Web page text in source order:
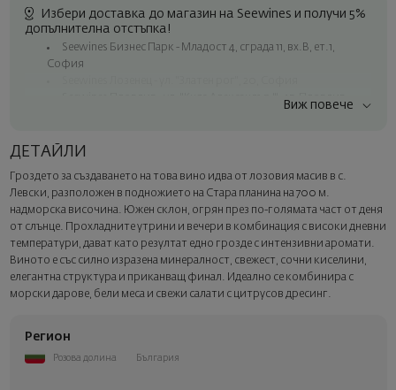
Избери доставка до магазин на Seewines и получи 5%
допълнителна отстъпка!
Seewines Бизнес Парк - Младост 4, сграда 11, вх.В, ет.1,
София
Seewines Пловдив - ул. "Княз Александър I", 45, Пловдив
Куриер на Seewines до адрес в рамките на град София
Изненадайте със стил
Добавете луксозна подаръчна опаковка и персонализирана
картичка с ваше пожелание. Изберете тази опция в
следващата стъпка от поръчката.
Виж повече
ДЕТАЙЛИ
Гроздето за създаването на това вино идва от лозовия масив в с.
Левски, разположен в подножието на Стара планина на 700 м.
надморска височина. Южен склон, огрян през по-голямата част от деня
от слънце. Прохладните утрини и вечери в комбинация с високи дневни
температури, дават като резултат едно грозде с интензивни аромати.
Виното е със силно изразена минералност, свежест, сочни киселини,
елегантна структура и приканващ финал. Идеално се комбинира с
морски дарове, бели меса и свежи салати с цитрусов дресинг.
Регион
Розова долина България